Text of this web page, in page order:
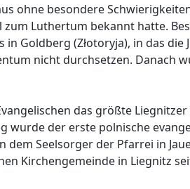
ohne besondere
zum Luthertum bekannt hatte.
Goldberg (Złotoryja), in das die
nicht durchsetzen. Danach
das größte
der erste polnische
Seelsorger der Pfarrei in
Kirchengemeinde in Liegnitz